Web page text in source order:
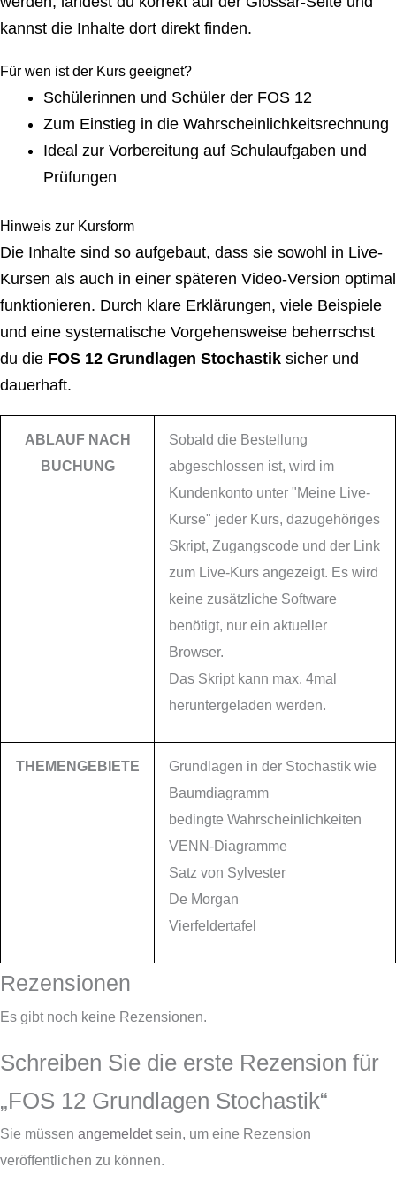
kannst die Inhalte dort direkt finden.
Für wen ist der Kurs geeignet?
Schülerinnen und Schüler der FOS 12
Zum Einstieg in die Wahrscheinlichkeitsrechnung
Ideal zur Vorbereitung auf Schulaufgaben und
Prüfungen
Hinweis zur Kursform
Die Inhalte sind so aufgebaut, dass sie sowohl in Live-
Kursen als auch in einer späteren Video-Version optimal
funktionieren. Durch klare Erklärungen, viele Beispiele
und eine systematische Vorgehensweise beherrschst
du die FOS 12 Grundlagen Stochastik sicher und
dauerhaft.
ABLAUF NACH
BUCHUNG
Sobald die Bestellung
abgeschlossen ist, wird im
Kundenkonto unter "Meine Live-
Kurse" jeder Kurs, dazugehöriges
Skript, Zugangscode und der Link
zum Live-Kurs angezeigt. Es wird
keine zusätzliche Software
benötigt, nur ein aktueller
Browser.
Das Skript kann max. 4mal
heruntergeladen werden.
THEMENGEBIETE
Grundlagen in der Stochastik wie
Baumdiagramm
bedingte Wahrscheinlichkeiten
VENN-Diagramme
Satz von Sylvester
De Morgan
Vierfeldertafel
Rezensionen
Es gibt noch keine Rezensionen.
Schreiben Sie die erste Rezension für
„FOS 12 Grundlagen Stochastik“
Sie müssen angemeldetsein, um eine Rezension
veröffentlichen zu können.